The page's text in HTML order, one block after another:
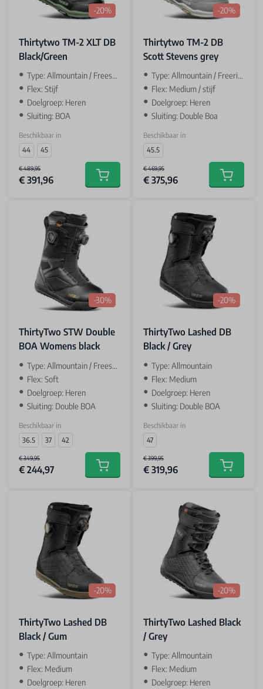
-20%
Thirtytwo TM-2 XLT DB
Black/Green
Type: Allmountain / Freestyle
Flex: Stijf
Doelgroep: Heren
Sluiting: BOA
Beschikbaar in
44
45
€ 489,95
€ 391,96 Add to cart
-20%
Thirtytwo TM-2 DB
Scott Stevens grey
Type: Allmountain / Freeride
Flex: Medium / stijf
Doelgroep: Heren
Sluiting: Double Boa
Beschikbaar in
45.5
€ 469,95
€ 375,96 Add to
-30%
ThirtyTwo STW Double
BOA Womens black
Type: Allmountain / Freestyle
Flex: Soft
Doelgroep: Heren
Sluiting: Double BOA
Beschikbaar in
36.5
37 42
€ 349,95
€ 244,97 Add to cart
-20%
ThirtyTwo Lashed DB
Black / Grey
Type: Allmountain
Flex: Medium
Doelgroep: Heren
Sluiting: Double BOA
Beschikbaar in
47
€ 399,95
€ 319,96 Add to
-20%
ThirtyTwo Lashed DB
Black / Gum
Type: Allmountain
Flex: Medium
Doelgroep: Heren
-20%
ThirtyTwo Lashed Black
/ Grey
Type: Allmountain
Flex: Medium
Doelgroep: Heren